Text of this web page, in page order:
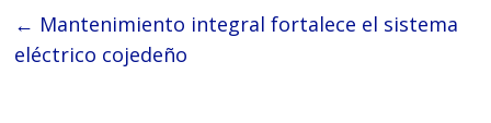
← Mantenimiento integral fortalece el sistema
eléctrico cojedeño